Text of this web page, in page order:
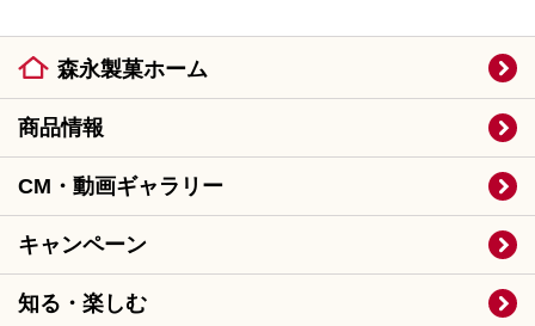
森永製菓ホーム
商品情報
CM・動画ギャラリー
キャンペーン
知る・楽しむ